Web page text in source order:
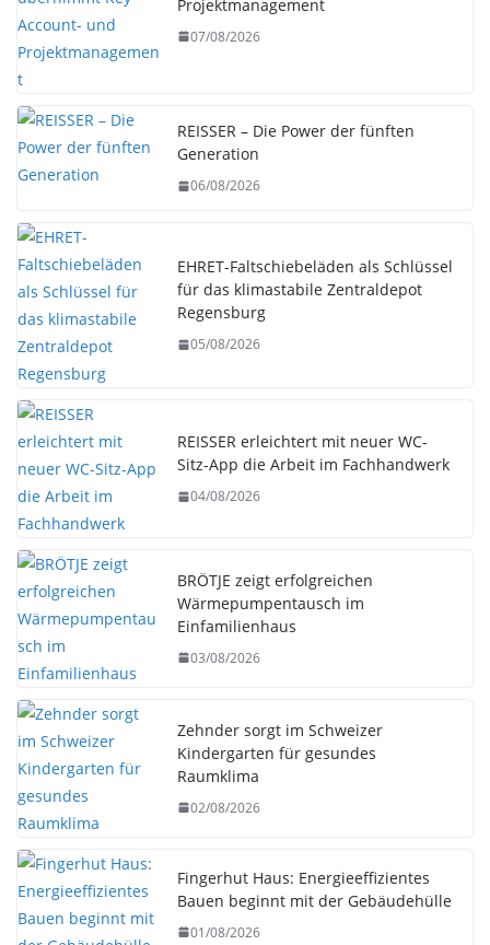
Projektmanagement
07/08/2026
REISSER – Die Power der fünften
Generation
06/08/2026
EHRET-Faltschiebeläden als Schlüssel
für das klimastabile Zentraldepot
Regensburg
05/08/2026
REISSER erleichtert mit neuer WC-
Sitz-App die Arbeit im Fachhandwerk
04/08/2026
BRÖTJE zeigt erfolgreichen
Wärmepumpentausch im
Einfamilienhaus
03/08/2026
Zehnder sorgt im Schweizer
Kindergarten für gesundes
Raumklima
02/08/2026
Fingerhut Haus: Energieeffizientes
Bauen beginnt mit der Gebäudehülle
01/08/2026